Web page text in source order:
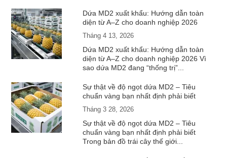
Dứa MD2 xuất khẩu: Hướng dẫn toàn
diện từ A–Z cho doanh nghiệp 2026
Tháng 4 13, 2026
Dứa MD2 xuất khẩu: Hướng dẫn toàn
diện từ A–Z cho doanh nghiệp 2026 Vì
sao dứa MD2 đang “thống trị”...
Sự thật về độ ngọt dứa MD2 – Tiêu
chuẩn vàng bạn nhất định phải biết
Tháng 3 28, 2026
Sự thật về độ ngọt dứa MD2 – Tiêu
chuẩn vàng bạn nhất định phải biết
Trong bản đồ trái cây thế giới...